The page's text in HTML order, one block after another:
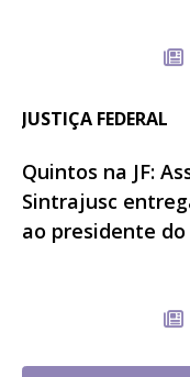
JUSTIÇA FEDERAL
Quintos na JF:
Sintrajusc
ao presidente do